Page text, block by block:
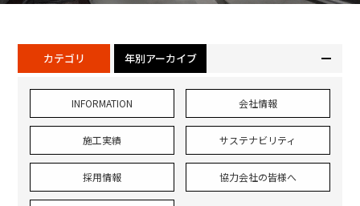
カテゴリ 年別アーカイブ
INFORMATION 会社情報
施工実績 サステナビリティ
採用情報 協力会社の皆様へ